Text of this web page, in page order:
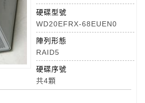
硬碟型號
WD20EFRX-68EUEN0
陣列形態
RAID5
硬碟序號
共4顆